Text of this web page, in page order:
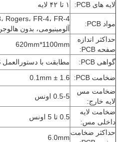
لایه های PCB:
مواد PCB:
آلومینیومی، بدون هالوجن
حداکثر اندازه
صفحه PCB:
620mm*1100mm
گواهی PCB:
مطابقت با دستورالعمل RoHS
ضخامت PCB:
1.6 ± 0.1mm
ضخامت مس
لایه خارج:
0.5-5 اونس
ضخامت لایه
داخلی مس:
0.5 تا 5 اونس
حداکثر ضخامت
6.0mm